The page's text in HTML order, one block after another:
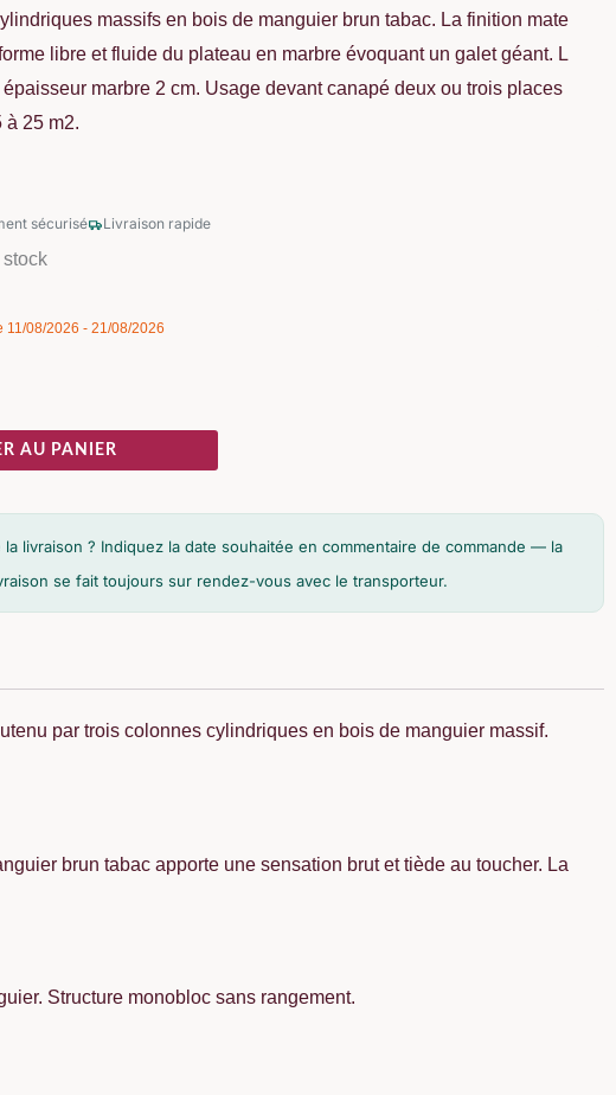
massifs en bois de manguier brun tabac. La finition mate
libre et fluide du plateau en marbre évoquant un galet géant. L
marbre 2 cm. Usage devant canapé deux ou trois places
à 25 m2.
sécurisé Livraison rapide
stock
11/08/2026 - 21/08/2026
AU PANIER
livraison ? Indiquez la date souhaitée en commentaire de commande — la
se fait toujours sur rendez-vous avec le transporteur.
par trois colonnes cylindriques en bois de manguier massif.
brun tabac apporte une sensation brut et tiède au toucher. La
Structure monobloc sans rangement.